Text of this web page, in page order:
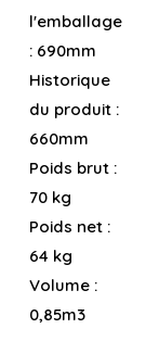
l'emballage
: 690mm
Historique
du produit :
660mm
Poids brut :
70 kg
Poids net :
64 kg
Volume :
0,85m3